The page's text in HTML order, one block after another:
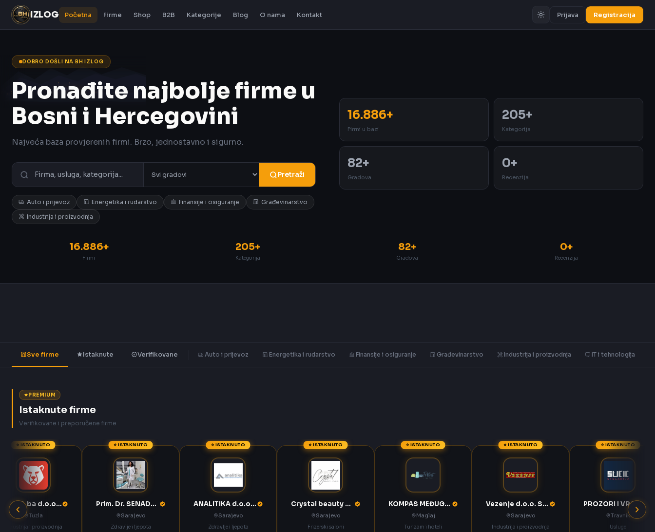
IZLOG Početna Firme Shop B2B Kategorije Blog O nama Kontakt Prijava Registracija
DOBRO DOŠLI NA BH IZLOG
Pronađite najbolje firme u
Bosni i Hercegovini
Najveća baza provjerenih firmi. Brzo, jednostavno i sigurno.
Pretraži
Auto i prijevoz Energetika i rudarstvo Finansije i osiguranje
Građevinarstvo
Industrija i proizvodnja
16.886+
Firmi u bazi
205+
Kategorija
82+
Gradova
0+
Recenzija
16.886+
Firmi
205+
Kategorija
82+
Gradova
0+
Recenzija
Sve firme Istaknute Verifikovane Auto i prijevoz Energetika i rudarstvo Finansije i osiguranje Građevinarstvo Industrija i proizvodnja IT i tehnologija
PREMIUM
Istaknute firme
Verifikovane i preporučene firme
⭐ ISTAKNUTO
ANNOA.ba d.o.o. Tuzla
Tuzla
Industrija i proizvodnja
⭐ ISTAKNUTO
Prim. Dr. SENADETA OMERBAŠIĆ STOMATOLOŠKA ORDINACIJA
Sarajevo
Zdravlje i ljepota
⭐ ISTAKNUTO
ANALITIKA d.o.o. Sarajevo
Sarajevo
Zdravlje i ljepota
⭐ ISTAKNUTO
Crystal beauty studio Sarajevo
Sarajevo
Frizerski saloni
⭐ ISTAKNUTO
KOMPAS MEĐUGORJE d.d. Međugorje
Maglaj
Turizam i hoteli
⭐ ISTAKNUTO
Vezenje d.o.o. Sarajevo
Sarajevo
Industrija i proizvodnja
⭐ ISTAKNUTO
PROZORI I VRATA Sučić Nova Bila
Travnik
Usluge